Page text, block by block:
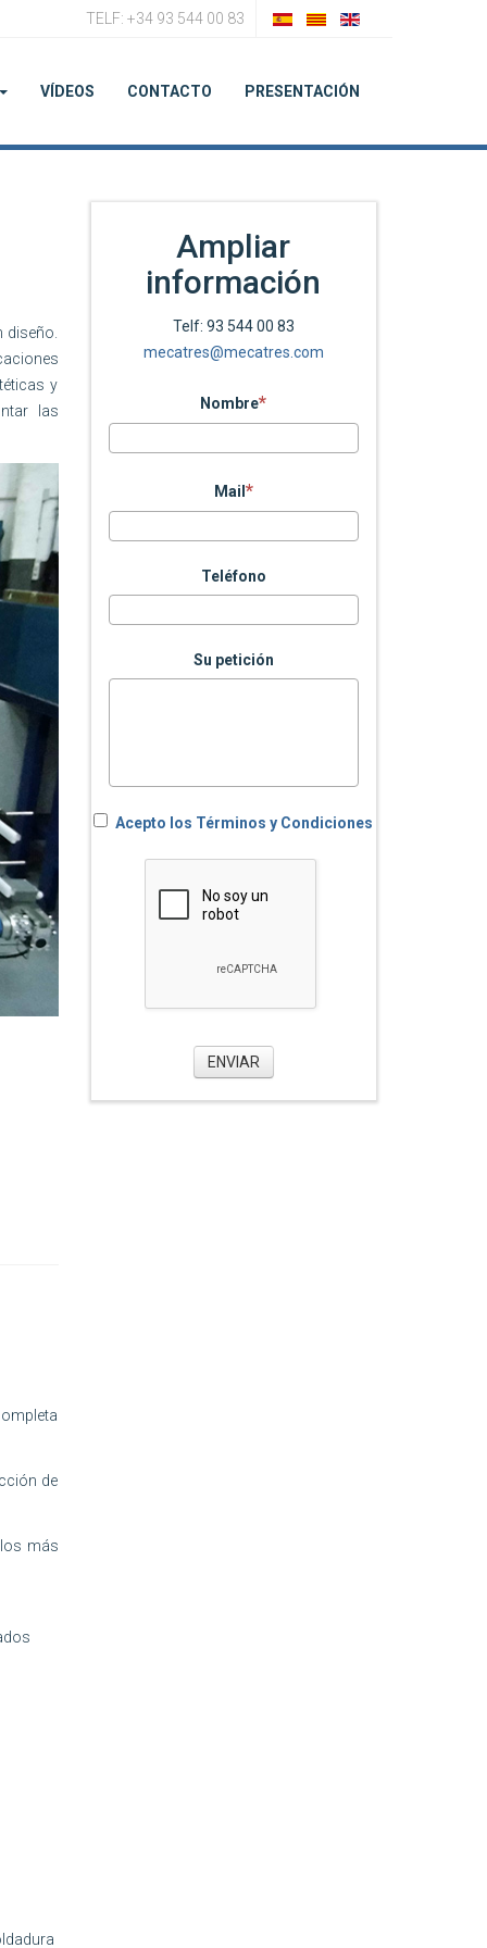
TELF: +34 93 544 00 83
VÍDEOS CONTACTO PRESENTACIÓN
y
las
de
más
Ampliar
información
Telf: 93 544 00 83
mecatres@mecatres.com
Nombre
Mail
Teléfono
Su petición
Acepto los Términos y Condiciones
ENVIAR